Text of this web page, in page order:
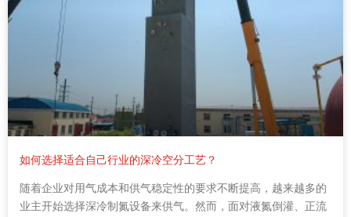
如何选择适合自己行业的深冷空分工艺？
随着企业对用气成本和供气稳定性的要求不断提高，越来越多的
业主开始选择深冷制氮设备来供气。然而，面对液氮倒灌、正流